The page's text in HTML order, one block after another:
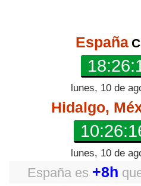
España
lunes, 10 de
Hidalgo,
lunes, 10 de
España es +8h